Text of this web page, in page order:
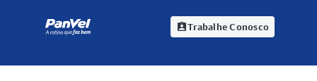
assignment_indTrabalhe Conosco